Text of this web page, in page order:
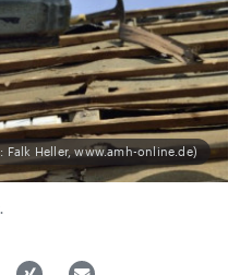
Falk Heller, www.amh-online.de)